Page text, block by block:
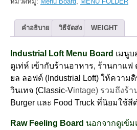
Le
Dark
สี
โอ๊ค
set
5บอร์ด
คำอธิบาย วิธีจัดส่ง WEIGHT
Industrial Loft Menu Board เมนูบ
ดูเท่ห์ เข้ากับร้านอาหาร, ร้านกาแฟ
ยล ลอฟต์ (Industrial Loft) ให้ความ
วินเทจ (Classic-Vintage) รวมถึงร้า
Burger และ Food Truck ที่นิยมใช้สี
Raw Feeling Board นอกจากดูเข้ม